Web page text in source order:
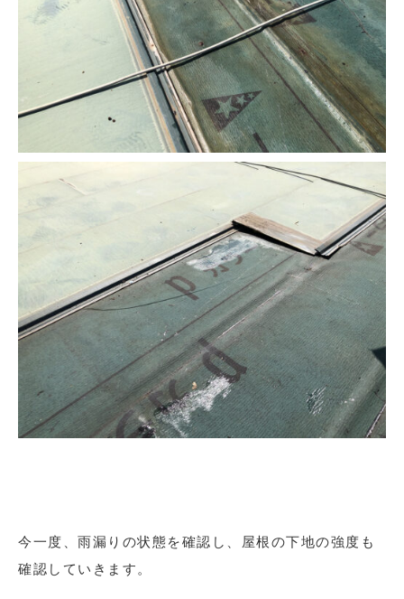
今一度、雨漏りの状態を確認し、屋根の下地の強度も
確認していきます。